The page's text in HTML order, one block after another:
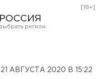
РОССИЯ
[18+]
21 АВГУСТА 2020 В 15:22